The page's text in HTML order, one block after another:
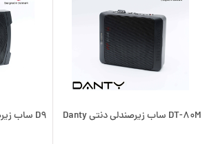
DT-80M ساب زیرصندلی دنتی Danty D9 ساب زیرصندلی دنتی Danty